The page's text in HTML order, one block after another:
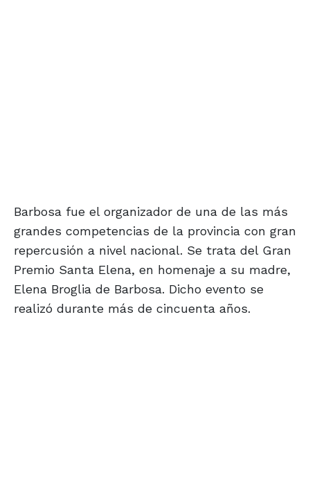
Barbosa fue el organizador de una de las más
grandes competencias de la provincia con gran
repercusión a nivel nacional. Se trata del Gran
Premio Santa Elena, en homenaje a su madre,
Elena Broglia de Barbosa. Dicho evento se
realizó durante más de cincuenta años.